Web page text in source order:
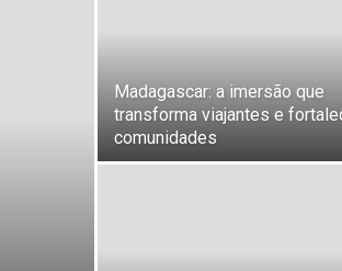
Madagascar: a imersão que
transforma viajantes e
comunidades